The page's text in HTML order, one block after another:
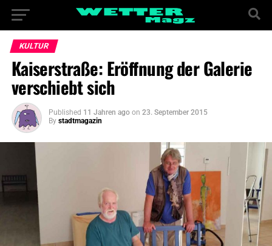
KULTUR
Kaiserstraße: Eröffnung der Galerie
verschiebt sich
Published 11 Jahren ago on 23. September 2015
By stadtmagazin